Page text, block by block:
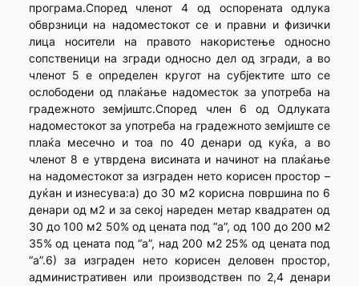
програма.Според членот 4 од оспорената одлука
обврзници на надоместокот се и правни и физички
лица носители на правото накористење односно
сопственици на згради односно дел од згради, а во
членот 5 е определен кругот на субјектите што се
ослободени од плаќање надоместок за употреба на
градежното земјиштс.Според член 6 од Одлуката
надоместокот за употреба на градежното земјиште се
плаќа месечно и тоа по 40 денари од куќа, а во
членот 8 е утврдена висината и начинот на плаќање
на надоместокот за изграден нето корисен простор –
дуќан и изнесува:а) до 30 м2 корисна површина по 6
денари од м2 и за секој нареден метар квадратен од
30 до 100 м2 50% од цената под “а”, од 100 до 200 м2
35% од цената под “а”, над 200 м2 25% од цената под
“а”.6) за изграден нето корисен деловен простор,
административен или производствен по 2,4 денари